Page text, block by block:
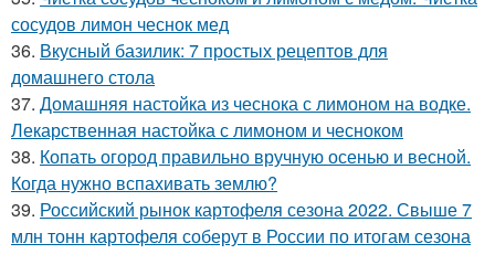
сосудов лимон чеснок мед
36. Вкусный базилик: 7 простых рецептов для
домашнего стола
37. Домашняя настойка из чеснока с лимоном на водке.
Лекарственная настойка с лимоном и чесноком
38. Копать огород правильно вручную осенью и весной.
Когда нужно вспахивать землю?
39. Российский рынок картофеля сезона 2022. Свыше 7
млн тонн картофеля соберут в России по итогам сезона